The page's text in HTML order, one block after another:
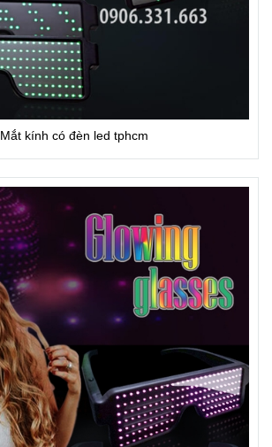
Mắt kính có đèn led tphcm